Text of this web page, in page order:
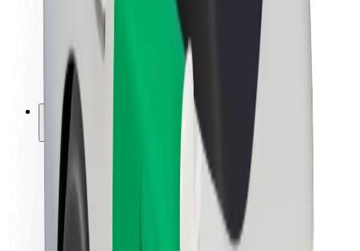
Leadership
Media
Fondo Urban
Sicurezza
Viaggia in sicurezza
Guida in sicurezza
Vai in sicurezza
Laboratorio sulla Sicurezza